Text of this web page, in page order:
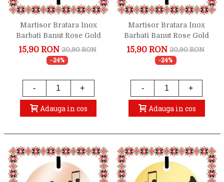
Martisor Bratara Inox
Barbati Banut Rose Gold
Saxofon
15,90 RON 20,90 RON
-24%
- +
Adauga in cos
Martisor Bratara Inox
Barbati Banut Rose Gold
Pian
15,90 RON 20,90 RON
-24%
- +
Adauga in cos